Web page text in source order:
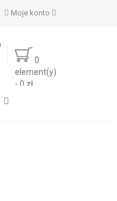
Moje konto
0
element(y)
- 0 zł